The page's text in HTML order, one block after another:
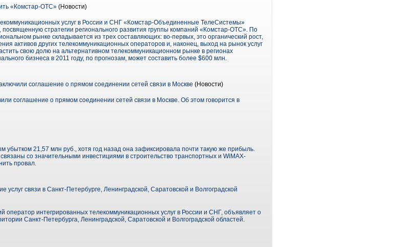
«Комстар-ОТС» (Новости)
услуг в России и СНГ «Комстар-Объединенные ТелеСистемы»
стратегии регионального развития группы компаний «Комстар-ОТС». По
рынке складывается из трех составляющих: во-первых, это органический рост,
активов других телекоммуникационных операторов и, наконец, выход на рынок услуг
свою долю на альтернативном телекоммуникационном рынке в регионах
бизнеса в 2011 году, по прогнозам, может составить более $600 млн.
соглашение о прямом соединении сетей связи в Москве (Новости)
соглашение о прямом соединении сетей связи в Москве. Об этом говорится в
убытком 21,57 млн руб., хотя год назад она зафиксировала почти такую же прибыль.
со значительными инвестициями в строительство транспортных и WiMAX-
провал.
услуг связи в Санкт-Петербурге, Ленинградской, Саратовской и Волгоградской
интегрированных телекоммуникационных услуг в России и СНГ, объявляет о
Санкт-Петербурга, Ленинградской, Саратовской и Волгоградской областей.